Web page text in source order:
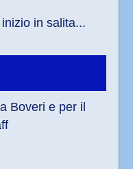
in salita...
Boveri e per il